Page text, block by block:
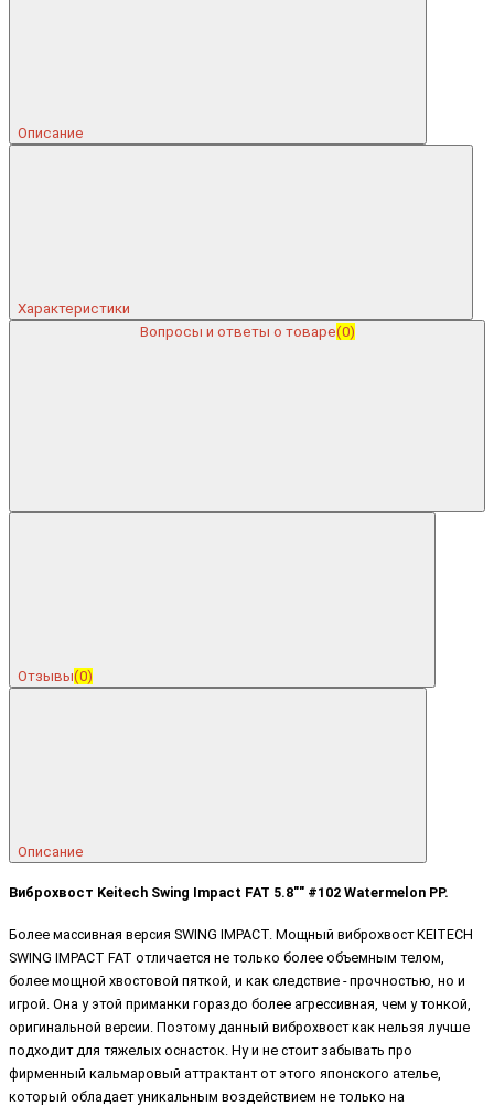
Описание
Характеристики
Вопросы и ответы о товаре(0)
Отзывы(0)
Описание
Виброхвост Keitech Swing Impact FAT 5.8"" #102 Watermelon PP.
Более массивная версия SWING IMPACT. Мощный виброхвост KEITECH
SWING IMPACT FAT отличается не только более объемным телом,
более мощной хвостовой пяткой, и как следствие - прочностью, но и
игрой. Она у этой приманки гораздо более агрессивная, чем у тонкой,
оригинальной версии. Поэтому данный виброхвост как нельзя лучше
подходит для тяжелых оснасток. Ну и не стоит забывать про
фирменный кальмаровый аттрактант от этого японского ателье,
который обладает уникальным воздействием не только на